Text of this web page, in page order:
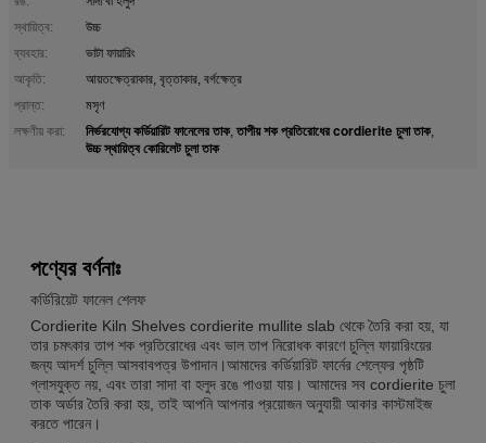
স্থায়িত্ব:
উচ্চ
ব্যবহার:
ভাটা ফায়ারিং
আকৃতি:
আয়তক্ষেত্রাকার, বৃত্তাকার, বর্গক্ষেত্র
প্রান্ত:
মসৃণ
লক্ষণীয় করা:
নির্ভরযোগ্য কর্ডিয়ারিট ফানেলের তাক,তাপীয় শক প্রতিরোধের cordierite চুলা তাক,
উচ্চ স্থায়িত্ব কোরিলেট চুলা তাক
পণ্যের বর্ণনাঃ
কর্ডিরিয়েট ফানেল শেলফ
Cordierite Kiln Shelves cordierite mullite slab থেকে তৈরি করা হয়, যা
তার চমৎকার তাপ শক প্রতিরোধের এবং ভাল তাপ নিরোধক কারণে চুল্লি ফায়ারিংয়ের
জন্য আদর্শ চুল্লি আসবাবপত্র উপাদান।আমাদের কর্ডিয়ারিট ফার্নের শেল্ফের পৃষ্ঠটি
গ্লাসযুক্ত নয়, এবং তারা সাদা বা হলুদ রঙে পাওয়া যায়। আমাদের সব cordierite চুলা
তাক অর্ডার তৈরি করা হয়, তাই আপনি আপনার প্রয়োজন অনুযায়ী আকার কাস্টমাইজ
করতে পারেন।